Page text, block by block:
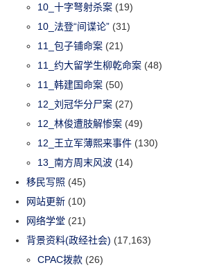
10_十字弩射杀案 (19)
10_法登“间谍论” (31)
11_包子铺命案 (21)
11_约大留学生柳乾命案 (48)
11_韩建国命案 (50)
12_刘冠华分尸案 (27)
12_林俊遭肢解惨案 (49)
12_王立军薄熙来事件 (130)
13_南方周末风波 (14)
移民写照 (45)
网站更新 (10)
网络学堂 (21)
背景资料(政经社会) (17,163)
CPAC拨款 (26)